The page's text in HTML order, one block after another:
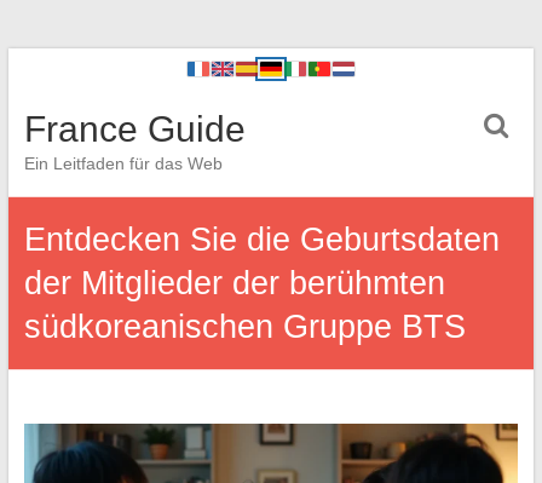
France Guide
Ein Leitfaden für das Web
Entdecken Sie die Geburtsdaten
der Mitglieder der berühmten
südkoreanischen Gruppe BTS